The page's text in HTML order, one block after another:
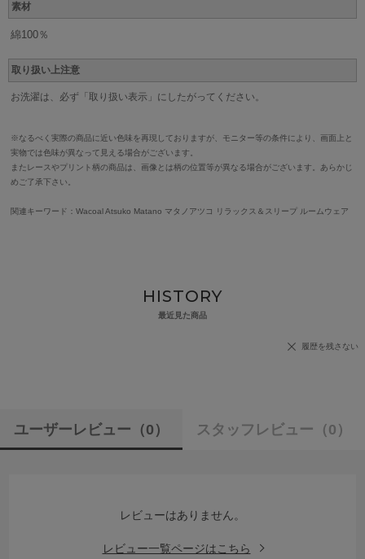
素材
綿100％
取り扱い上注意
お洗濯は、必ず「取り扱い表示」にしたがってください。
※なるべく実際の商品に近い色味を再現しておりますが、モニター等の条件により、画面上と
実物では色味が異なって見える場合がございます。
またレースやプリント柄の商品は、画像とは柄の位置等が異なる場合がございます。あらかじ
めご了承下さい。
関連キーワード：Wacoal Atsuko Matano マタノアツコ リラックス＆スリープ ルームウェア
HISTORY
最近見た商品
履歴を残さない
ユーザーレビュー （0） スタッフレビュー （0）
レビューはありません。
レビュー一覧ページはこちら